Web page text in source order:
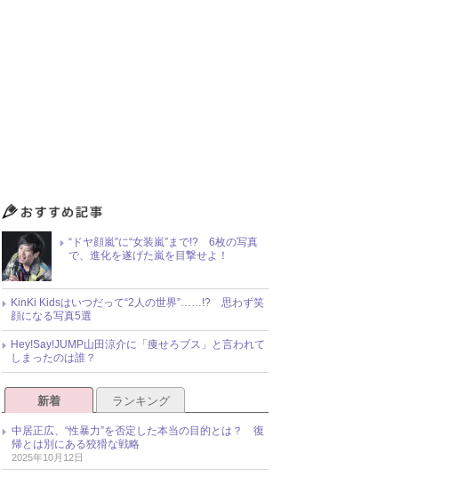
“ドヤ顔嵐”に“女装嵐”まで!? 6枚の写真
で、進化を遂げた嵐を目撃せよ！
KinKi Kidsはいつだって“2人の世界”……!? 思わず笑
顔になる写真5選
Hey!Say!JUMP山田涼介に「痩せろブス」と言われて
しまったのは誰？
新着 ランキング
中居正広、“性暴力”を否定した本当の目的とは？ 復
帰とは別にある狡猾な戦略
2025年10月12日